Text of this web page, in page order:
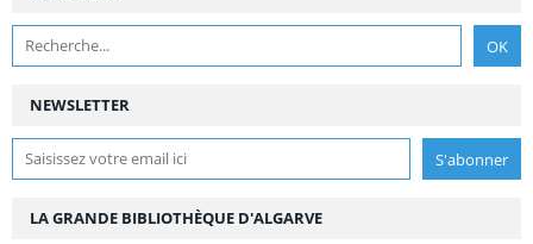
NEWSLETTER
LA GRANDE BIBLIOTHÈQUE D'ALGARVE